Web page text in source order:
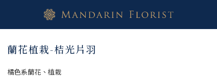
蘭花植栽-桔光片羽
橘色系蘭花、植栽